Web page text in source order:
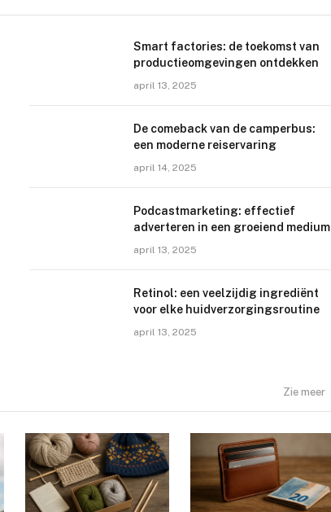
Smart factories: de toekomst van
productieomgevingen ontdekken
april 13, 2025
De comeback van de camperbus:
een moderne reiservaring
april 14, 2025
Podcastmarketing: effectief
adverteren in een groeiend medium
april 13, 2025
Retinol: een veelzijdig ingrediënt
voor elke huidverzorgingsroutine
april 13, 2025
Zie meer